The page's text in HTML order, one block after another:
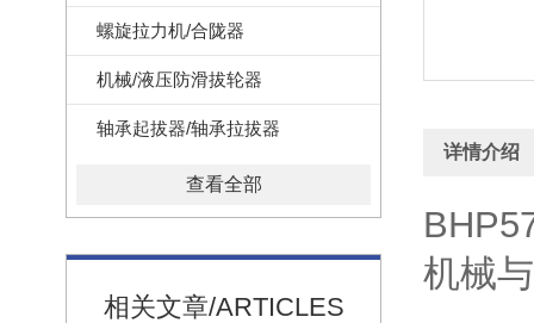
螺旋拉力机/合陇器
机械/液压防滑拔轮器
轴承起拔器/轴承拉拔器
查看全部
相关文章/ARTICLES
详情介绍
机械